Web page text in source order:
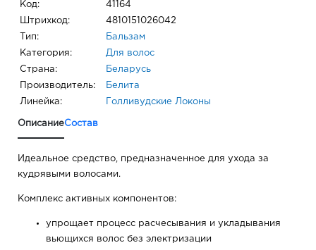
Код: 41164
Штрихкод: 4810151026042
Тип: Бальзам
Категория: Для волос
Страна: Беларусь
Производитель: Белита
Линейка: Голливудские Локоны
ОписаниеСостав
Идеальное средство, предназначенное для ухода за
кудрявыми волосами.
Комплекс активных компонентов:
упрощает процесс расчесывания и укладывания
вьющихся волос без электризации